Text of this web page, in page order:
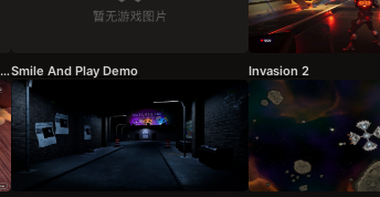
MAGE: Mega Awesome Gregarious Encounters DemoSmile And Play Demo Invasion 2